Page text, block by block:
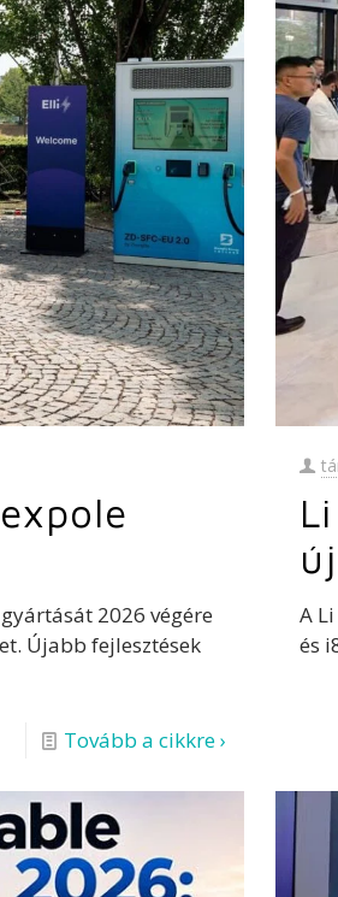
2026 végére
Újabb fejlesztések
Tovább a cikkre ›
A
és